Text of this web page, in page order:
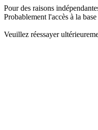
Pour des raisons
Probablement l'accès à la
Veuillez réessayer